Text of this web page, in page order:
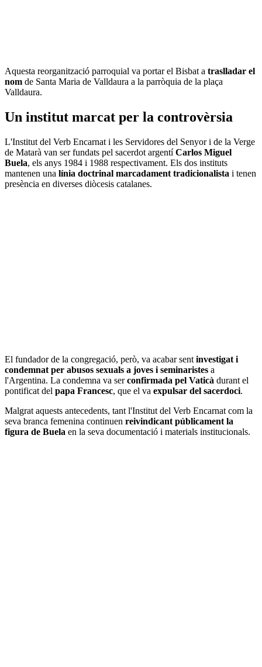
Aquesta reorganització parroquial va portar el Bisbat a traslladar el
nom de Santa Maria de Valldaura a la parròquia de la plaça
Valldaura.
Un institut marcat per la controvèrsia
L'Institut del Verb Encarnat i les Servidores del Senyor i de la Verge
de Matarà van ser fundats pel sacerdot argentíCarlos Miguel
Buela, els anys 1984 i 1988 respectivament. Els dos instituts
mantenen una línia doctrinal marcadament tradicionalista i tenen
presència en diverses diòcesis catalanes.
El fundador de la congregació, però, va acabar sent investigat i
condemnat per abusos sexuals a joves i seminaristes a
l'Argentina. La condemna va serconfirmada pel Vaticà durant el
pontificat del papa Francesc, que el va expulsar del sacerdoci.
Malgrat aquests antecedents, tant l'Institut del Verb Encarnat com la
seva branca femenina continuen reivindicant públicament la
figura de Buela en la seva documentació i materials institucionals.